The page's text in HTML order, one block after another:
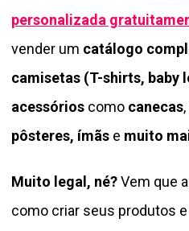
personalizada
vender um catálogo
camisetas (T-shirts, baby
acessórios como canecas,
pôsteres, ímãs e muito
Muito legal, né?Vem que
como criar seus produtos